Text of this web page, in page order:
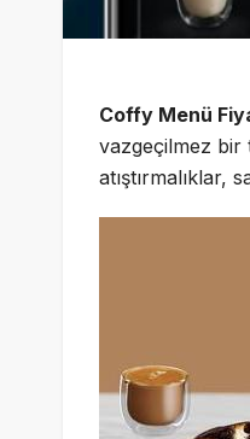
Coffy Menü
vazgeçilmez bir
atıştırmalıklar,